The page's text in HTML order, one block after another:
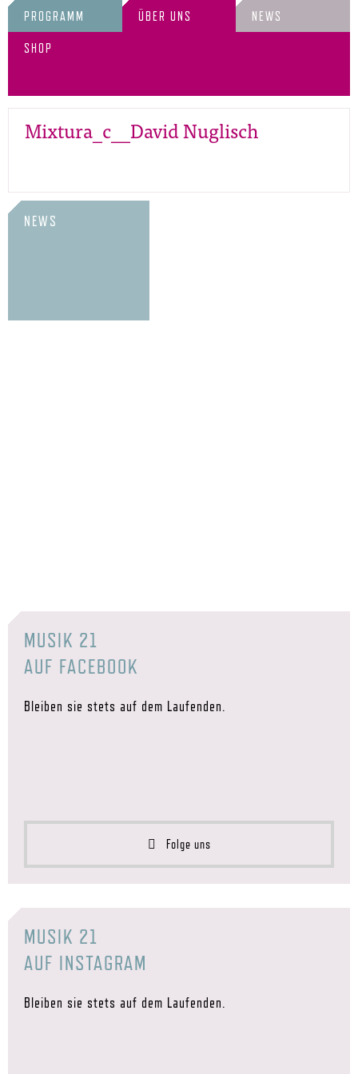
PROGRAMM ÜBER UNS NEWS
SHOP
Mixtura_c__David Nuglisch
NEWS
MUSIK 21
AUF FACEBOOK
Bleiben sie stets auf dem Laufenden.
Folge uns
MUSIK 21
AUF INSTAGRAM
Bleiben sie stets auf dem Laufenden.